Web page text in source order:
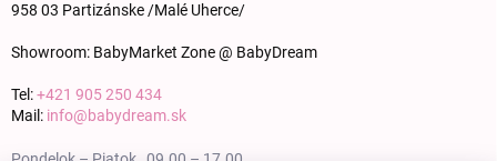
958 03 Partizánske /Malé Uherce/
Showroom: BabyMarket Zone @ BabyDream
Tel:+421 905 250 434
Mail: info@babydream.sk